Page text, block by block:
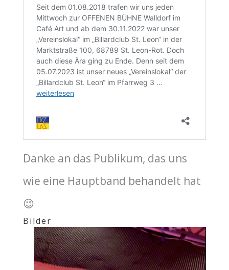
Danke an das Publikum, das uns
wie eine Hauptband behandelt hat
😉
Bilder